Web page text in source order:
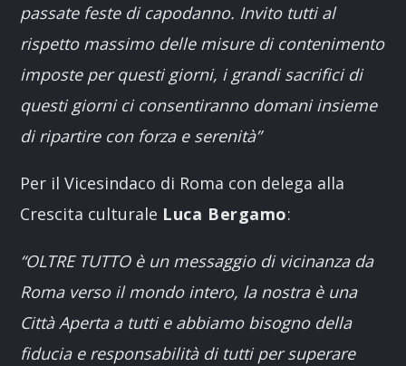
passate feste di capodanno. Invito tutti al
rispetto massimo delle misure di contenimento
imposte per questi giorni, i grandi sacrifici di
questi giorni ci consentiranno domaniinsieme
di ripartire con forza e serenità”
Per il Vicesindaco di Roma con delega alla
Crescita culturale Luca Bergamo:
“OLTRE TUTTO è un messaggio di vicinanza da
Roma verso il mondo intero, la nostra è una
Città Aperta a tutti e abbiamo bisogno della
fiducia e responsabilità di tutti per superare